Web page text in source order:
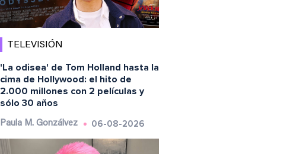
TELEVISIÓN
'La odisea' de Tom Holland hasta la
cima de Hollywood: el hito de
2.000 millones con 2 películas y
sólo 30 años
Paula M. Gonzálvez 06-08-2026